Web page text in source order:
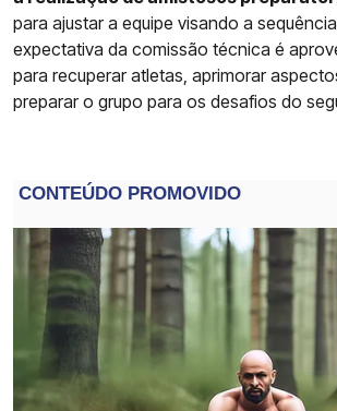
para ajustar a equipe visando a
expectativa da comissão técnica é
para recuperar atletas, aprimorar
preparar o grupo para os desafios do